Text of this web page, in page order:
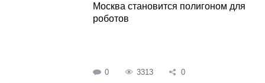
Москва становится полигоном для
роботов
0 3313 0